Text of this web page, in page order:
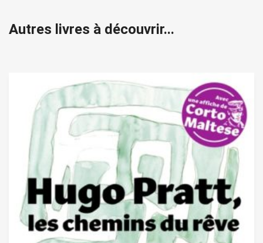
Autres livres à découvrir...